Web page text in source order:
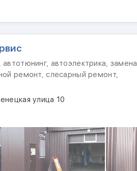
автотюнинг, автоэлектрика, замена
ремонт, слесарный ремонт,
улица 10